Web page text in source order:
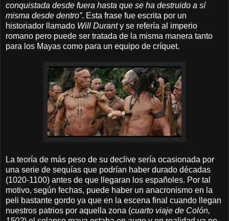
conquistada desde fuera hasta que se ha destruido a sí
misma desde dentro”. Esta frase fue escrita por un
historiador llamado Will Duranty se refería al imperio
romano pero puede ser tratada de la misma manera tanto
para los Mayas como para un equipo de críquet.
La teoría de más peso de su declive sería ocasionada por
una serie de sequías que podrían haber durado décadas
(1020-1100) antes de que llegaran los españoles. Por tal
motivo, según fechas, puede haber un anacronismo en la
peli bastante gordo ya que en la escena final cuando llegan
nuestros patrios por aquella zona (cuarto viaje de Colón,